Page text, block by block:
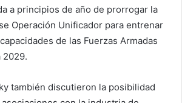
a principios de año de prorrogar la
Operación Unificador para entrenar
de las Fuerzas Armadas
2029.
también discutieron la posibilidad